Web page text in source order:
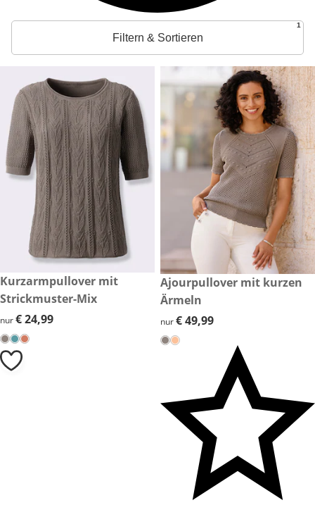
Filtern & Sortieren
1
€ 24,99
Kurzarmpullover mit
Strickmuster-Mix
€ 24,99
nur€ 24,99
€ 49,99
Ajourpullover mit kurzen
Ärmeln
€ 49,99
nur€ 49,99